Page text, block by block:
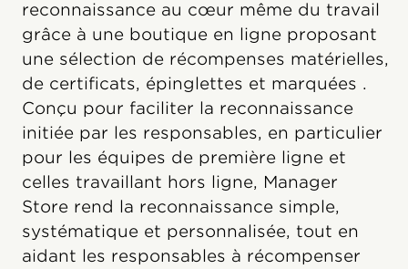
reconnaissance au cœur même du travail
grâce à une boutique en ligne proposant
une sélection de récompenses matérielles,
de certificats, épinglettes et marquées .
Conçu pour faciliter la reconnaissance
initiée par les responsables, en particulier
pour les équipes de première ligne et
celles travaillant hors ligne, Manager
Store rend la reconnaissance simple,
systématique et personnalisée, tout en
aidant les responsables à récompenser